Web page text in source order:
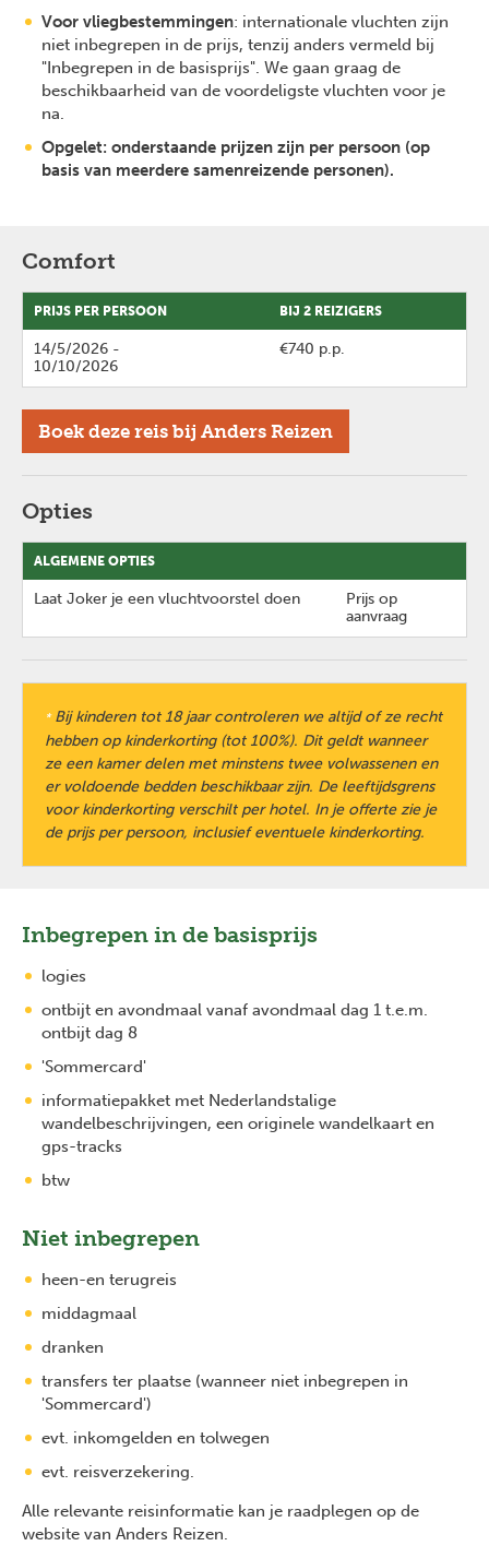
Voor vliegbestemmingen: internationale vluchten zijn
niet inbegrepen in de prijs, tenzij anders vermeld bij
"Inbegrepen in de basisprijs". We gaan graag de
beschikbaarheid van de voordeligste vluchten voor je
na.
Opgelet: onderstaande prijzen zijn per persoon (op
basis van meerdere samenreizende personen).
Comfort
PRIJS PER PERSOON BIJ 2 REIZIGERS
14/5/2026 -
10/10/2026
€740 p.p.
Boek deze reis bij Anders Reizen
Opties
ALGEMENE OPTIES
Laat Joker je een vluchtvoorstel doen
Prijs op
aanvraag
*Bij kinderen tot 18 jaar controleren we altijd of ze recht
hebben op kinderkorting (tot 100%). Dit geldt wanneer
ze een kamer delen met minstens twee volwassenen en
er voldoende bedden beschikbaar zijn. De leeftijdsgrens
voor kinderkorting verschilt per hotel. In je offerte zie je
de prijs per persoon, inclusief eventuele kinderkorting.
Inbegrepen in de basisprijs
logies
ontbijt en avondmaal vanaf avondmaal dag 1 t.e.m.
ontbijt dag 8
'Sommercard'
informatiepakket met Nederlandstalige
wandelbeschrijvingen, een originele wandelkaart en
gps-tracks
btw
Niet inbegrepen
heen-en terugreis
middagmaal
dranken
transfers ter plaatse (wanneer niet inbegrepen in
'Sommercard')
evt. inkomgelden en tolwegen
evt. reisverzekering.
Alle relevante reisinformatie kan je raadplegen op de
website van Anders Reizen.